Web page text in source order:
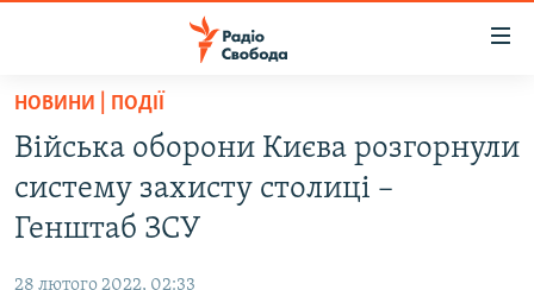
Перейти
основного
матеріалу
Перейти
до
основної
РАДІО СВОБОДА – 70 РОКІВ
СТАТТІ
НОВИНИ | ПОДІЇ
Війська оборони Києва розгорнули
систему захисту столиці –
Генштаб ЗСУ
28 лютого 2022, 02:33